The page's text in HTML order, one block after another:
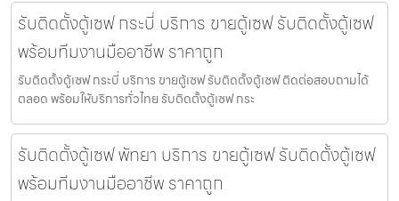
รับติดตั้งตู้เซฟ กระบี่ บริการ ขายตู้เซฟ รับติดตั้งตู้เซฟ
พร้อมทีมงานมืออาชีพ ราคาถูก
รับติดตั้งตู้เซฟ กระบี่ บริการ ขายตู้เซฟ รับติดตั้งตู้เซฟ ติดต่อสอบถามได้
ตลอด พร้อมให้บริการทั่วไทย รับติดตั้งตู้เซฟ กระ
รับติดตั้งตู้เซฟ พัทยา บริการ ขายตู้เซฟ รับติดตั้งตู้เซฟ
พร้อมทีมงานมืออาชีพ ราคาถูก